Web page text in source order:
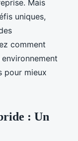
Mais
uniques,
comment
pour mieux
: Un